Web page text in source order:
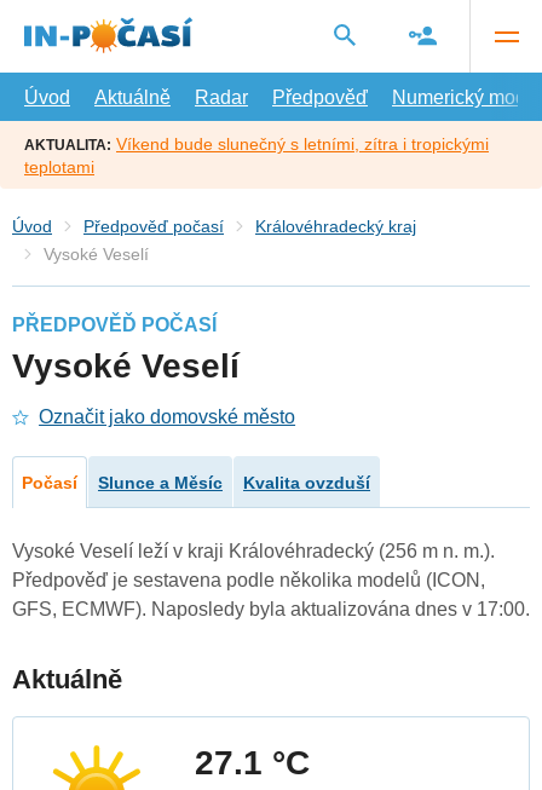
hlavní
Úvod
Aktuálně Radar Předpověď Numerický model
AKTUALITA: Víkend bude slunečný s letními, zítra i tropickými
teplotami
Úvod Předpověď počasí
Královéhradecký kraj
Vysoké Veselí
PŘEDPOVĚĎ POČASÍ
Vysoké Veselí
Označit jako domovské město
Počasí Slunce a Měsíc Kvalita ovzduší
Vysoké Veselí leží v kraji Královéhradecký (256 m n. m.).
Předpověď je sestavena podle několika modelů (ICON,
GFS, ECMWF). Naposledy byla aktualizována dnes v 17:00.
Aktuálně
27.1 °C